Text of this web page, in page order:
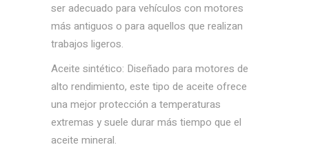
ser adecuado para vehículos con motores
más antiguos o para aquellos que realizan
trabajos ligeros.
Aceite sintético: Diseñado para motores de
alto rendimiento, este tipo de aceite ofrece
una mejor protección a temperaturas
extremas y suele durar más tiempo que el
aceite mineral.